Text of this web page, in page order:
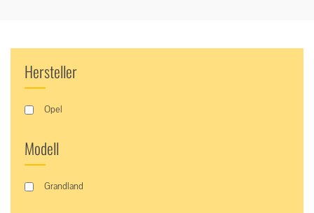
Hersteller
Opel
Modell
Grandland